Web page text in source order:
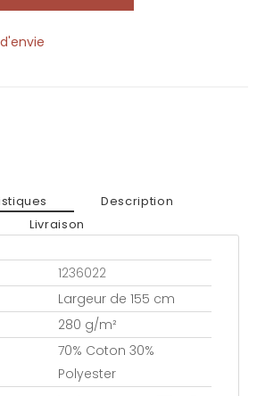
Description
Livraison
1236022
Largeur de 155 cm
280 g/m²
70% Coton 30%
Polyester